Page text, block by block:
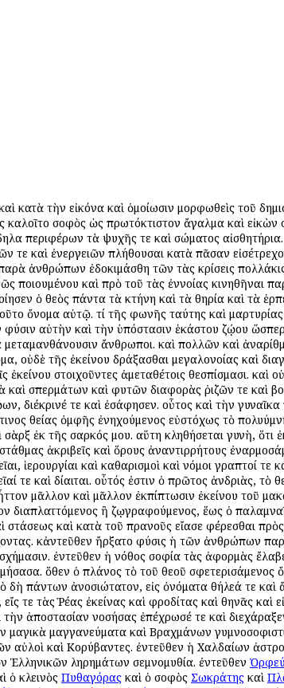
κατὰ τὴν εἰκόνα καὶ ὁμοίωσιν μορφωθεὶς τοῦ
καλοῖτο σοφὸς ὡς πρωτόκτιστον ἄγαλμα καὶ
περιφέρων τὰ ψυχῆς τε καὶ σώματος αἰσθητήρια.
τε καὶ ἐνεργειῶν πλήθουσαι κατὰ πᾶσαν
ἀνθρώπων ἐδοκιμάσθη τῶν τὰς κρίσεις
ποιουμένου καὶ πρὸ τοῦ τὰς ἐννοίας κινηθῆναι
ὁ θεὸς πάντα τὰ κτήνη καὶ τὰ θηρία καὶ τὰ
ὄνομα αὐτῷ. τί τῆς φωνῆς ταύτης καὶ
αὐτὴν καὶ τὴν ὑπόστασιν ἑκάστου ζῴου
ἄνθρωποι. καὶ πολλῶν καὶ
οὐδὲ τῆς ἐκείνου δράξασθαι μεγαλονοίας καὶ
στοιχοῦντες ἀμεταθέτοις θεσπίσμασι. καὶ
σπερμάτων καὶ φυτῶν διαφορὰς ῥιζῶν τε καὶ
διέκρινέ τε καὶ ἐσάφησεν. οὗτος καὶ τὴν
θείας ὀμφῆς ἐνηχούμενος εὐστόχως τὸ
ἐκ τῆς σαρκός μου. αὕτη κληθήσεται γυνὴ, ὅτι
ἀκριβεῖς καὶ ὅρους ἀναντιρρήτους
ἱερουργίαι καὶ καθαρισμοὶ καὶ νόμοι γραπτοί
τε καὶ δίαιται. οὗτός ἐστιν ὁ πρῶτος ἀνδριὰς,
μᾶλλον καὶ μᾶλλον ἐκπίπτωσιν ἐκείνου τοῦ
διαπλαττόμενος ἢ ζῳγραφούμενος, ἕως ὁ
στάσεως καὶ κατὰ τοῦ πρανοῦς εἴασε φέρεσθαι
κἀντεῦθεν ἤρξατο φύσις ἡ τῶν ἀνθρώπων
ἐντεῦθεν ἡ νόθος σοφία τὰς ἀφορμὰς
ὅθεν ὁ πλάνος τὸ τοῦ θεοῦ σφετερισάμενος
δὴ πάντων ἀνοσιώτατον, εἰς ὀνόματα θήλεά τε καὶ
τε τὰς Ῥέας ἐκείνας καὶ Ἀφροδίτας καὶ Ἀθηνᾶς
ἀποστασίαν νοσήσας ἐπέχρωσέ τε καὶ
μαγγανεύματα καὶ Βραχμάνων
αὐλοὶ καὶ Κορύβαντες. ἐντεῦθεν ἡ Χαλδαίων
Ἑλληνικῶν ληρημάτων σεμνομυθία. ἐντεῦθεν
ὁ κλεινὸς Πυθαγόρας καὶ ὁ σοφὸς Σωκράτης καὶ